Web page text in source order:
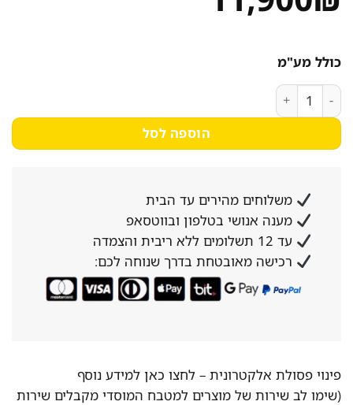
כולל מע"מ
כמות של קונבקטומט חשמלי 10 ,פיקוד מכני, 96/128/92 ס"מ CKF-10A
הוספה לסל
משלוחים מהירים עד הבית
מענה אנושי בטלפון ובווטסאפ
עד 12 תשלומים ללא ריבית והצמדה
רכישה מאובטחת בדרך שנוחה לכם:
פינוי פסולת אלקטרונית – לחצו כאן למידע נוסף
(שימו לב שירות של מוצרים למטבח המוסדי מקבלים שירות